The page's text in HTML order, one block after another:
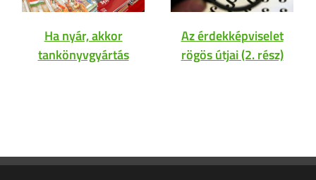
Ha nyár, akkor
tankönyvgyártás
Az érdekképviselet
rögös útjai (2. rész)